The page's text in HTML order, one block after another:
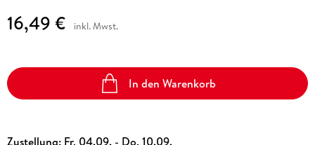
16,49 € inkl. Mwst.
In den Warenkorb
Zustellung: Fr, 04.09. - Do, 10.09.